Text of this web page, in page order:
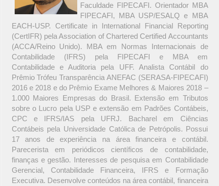
Faculdade FIPECAFI. Orientador MBA
FIPECAFI, MBA USP/ESALQ e MBA
EACH-USP. Certificate in International Financial Reporting
(CertIFR) pela Association of Chartered Certified Accountants
(ACCA/Reino Unido). MBA em Normas Internacionais de
Contabilidade (IFRS) pela FIPECAFI e MBA em
Contabilidade e Auditoria pela UFF. Analista Contábil do
Prêmio Trófeu Transparência ANEFAC (SERASA-FIPECAFI)
2016 e 2018 e do Prêmio Exame Melhores & Maiores 2018 –
1.000 Maiores Empresas do Brasil. Extensão em Tributos
sobre o Lucro pela USP e extensão em Padrões Contábeis,
CPC e IFRS/IAS pela UFRJ. Bacharel em Ciências
Contábeis pela Universidade Católica de Petrópolis. Possui
17 anos de experiência na área financeira e contábil.
Parecerista em periódicos científicos de contabilidade,
finanças e gestão. Interesses de pesquisa em Contabilidade
Gerencial, Contabilidade Financeira, IFRS e Formação
Executiva. Desenvolve conteúdos na área contábil, financeira